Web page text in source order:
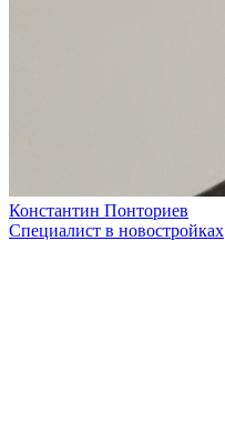
Константин Понториев
Специалист в новостройках